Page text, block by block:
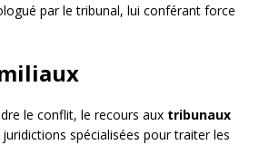
par le tribunal, lui conférant force
le conflit, le recours aux tribunaux
spécialisées pour traiter les